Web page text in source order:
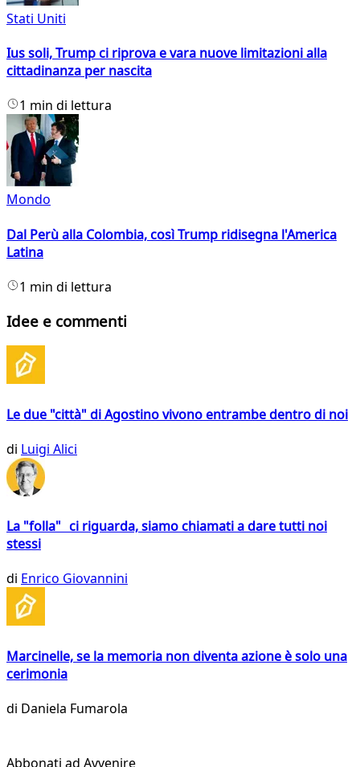
Stati Uniti
Ius soli, Trump ci riprova e vara nuove limitazioni alla
cittadinanza per nascita
1 min di lettura
Mondo
Dal Perù alla Colombia, così Trump ridisegna l'America
Latina
1 min di lettura
Idee e commenti
Le due "città" di Agostino vivono entrambe dentro di noi
di Luigi Alici
La "folla" ci riguarda, siamo chiamati a dare tutti noi
stessi
di Enrico Giovannini
Marcinelle, se la memoria non diventa azione è solo una
cerimonia
di Daniela Fumarola
Abbonati ad Avvenire